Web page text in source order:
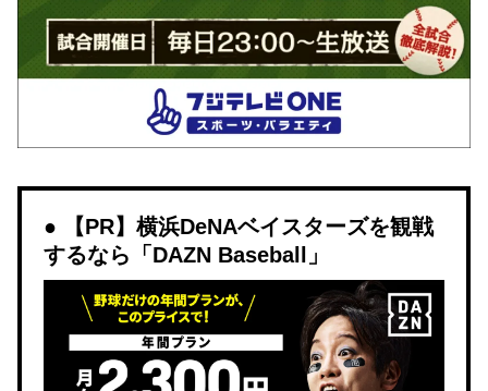
【PR】横浜DeNAベイスターズを観戦
するなら「DAZN Baseball」